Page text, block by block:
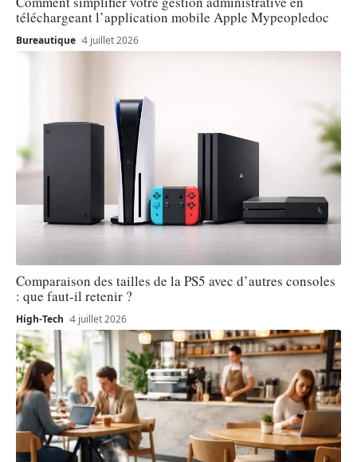
téléchargeant l’application mobile Apple Mypeopledoc
Bureautique 4 juillet 2026
Comparaison des tailles de la PS5 avec d’autres consoles
: que faut-il retenir ?
High-Tech 4 juillet 2026